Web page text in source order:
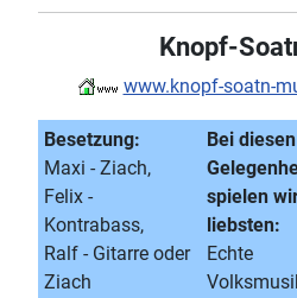
Knopf-
www.knopf-soatn-
Besetzung:
Maxi - Ziach,
Felix -
Kontrabass,
Ralf - Gitarre oder
Ziach
Bei diesen
spielen
liebsten:
Echte